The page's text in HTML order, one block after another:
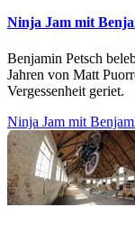
Ninja Jam mit
Benjamin Petsch
Jahren von Matt
Vergessenheit geriet.
Ninja Jam mit